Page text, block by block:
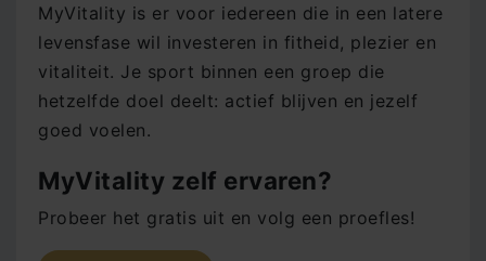
MyVitality is er voor iedereen die in een latere
levensfase wil investeren in fitheid, plezier en
vitaliteit. Je sport binnen een groep die
hetzelfde doel deelt: actief blijven en jezelf
goed voelen.
MyVitality zelf ervaren?
Probeer het gratis uit en volg een proefles!